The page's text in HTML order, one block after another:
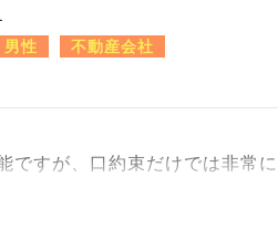
男性 不動産会社
ですが、口約束だけでは非常に